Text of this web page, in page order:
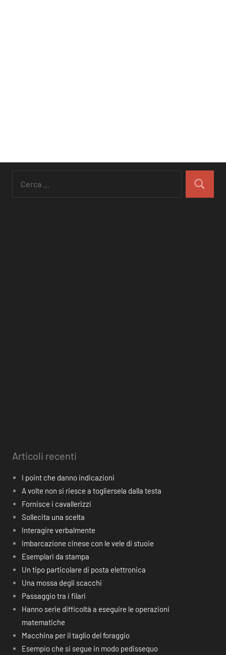
Articoli recenti
I point che danno indicazioni
A volte non si riesce a togliersela dalla testa
Fornisce i cavallerizzi
Sollecita una scelta
Interagire verbalmente
Imbarcazione cinese con le vele di stuoie
Esemplari da stampa
Un tipo particolare di posta elettronica
Una mossa degli scacchi
Passaggio tra i filari
Hanno serie difficoltà a eseguire le operazioni
matematiche
Macchina per il taglio del foraggio
Esempio che si segue in modo pedissequo